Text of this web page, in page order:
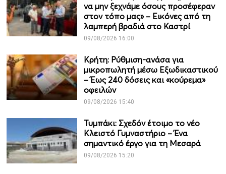
να μην ξεχνάμε όσους προσέφεραν
στον τόπο μας» – Εικόνες από τη
λαμπερή βραδιά στο Καστρί
09/08/2026 16:00
Κρήτη: Ρύθμιση-ανάσα για
μικροπωλητή μέσω Εξωδικαστικού
– Έως 240 δόσεις και «κούρεμα»
οφειλών
09/08/2026 15:40
Τυμπάκι: Σχεδόν έτοιμο το νέο
Κλειστό Γυμναστήριο – Ένα
σημαντικό έργο για τη Μεσαρά
09/08/2026 15:20